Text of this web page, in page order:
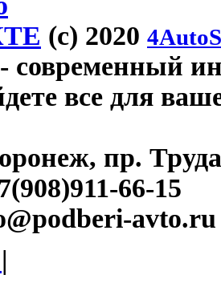
(c) 2020
- современный
все для
пр.
66-15
avto.ru
|